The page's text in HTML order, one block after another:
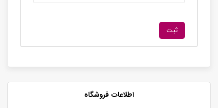
اطلاعات فروشگاه